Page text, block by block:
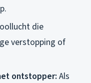
die
verstopping of
ontstopper: Als